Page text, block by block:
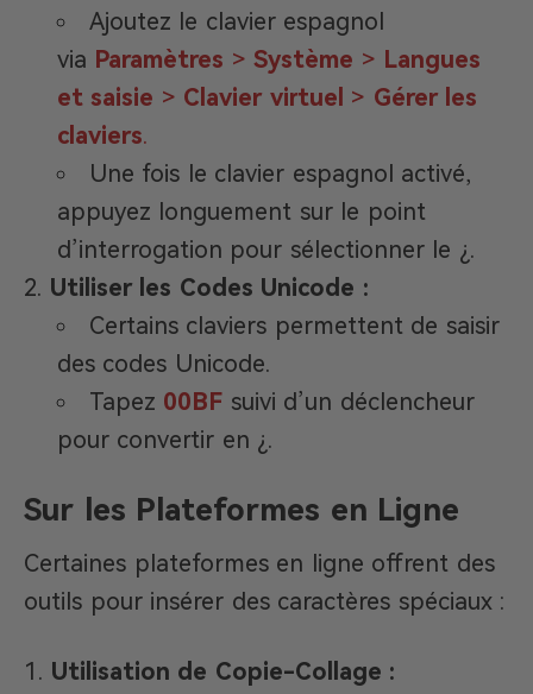
Ajoutez le clavier espagnol
via Paramètres >Système > Langues
et saisie > Clavier virtuel > Gérer les
claviers.
Une fois le clavier espagnol activé,
appuyez longuement sur le point
d’interrogation pour sélectionner le ¿.
Utiliser les Codes Unicode :
Certains claviers permettent de saisir
des codes Unicode.
Tapez 00BF suivi d’un déclencheur
pour convertir en ¿.
Sur les Plateformes en Ligne
Certaines plateformes en ligne offrent des
outils pour insérer des caractères spéciaux :
Utilisation de Copie-Collage :